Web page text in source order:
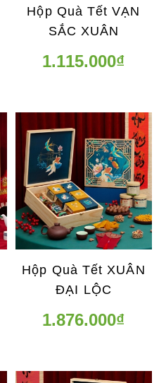
Hộp Quà Tết VẠN
SẮC XUÂN
1.115.000₫
Hộp Quà Tết XUÂN
ĐẠI LỘC
1.876.000₫